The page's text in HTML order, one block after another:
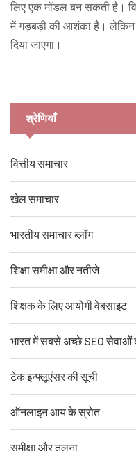
लिए एक मॉडल बन सकती है।
में गड़बड़ी की आशंका है।
दिया जाएगा।
श्रेणियाँ
वित्तीय समाचार
खेल समाचार
भारतीय समाचार ब्लॉग
शिक्षा समीक्षा और नतीजे
शिक्षक के लिए आयोगी वेबसाइट
भारत में सबसे अच्छे SEO सेवाओं
टेक इन्फ्लूएंसर की सूची
ऑनलाइन आय के स्रोत
समीक्षा और तुलना